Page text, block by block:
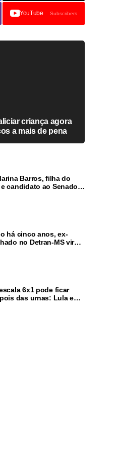
YouTube Subscribers
criança agora
a mais de pena
Barros, filha do
candidato ao Senado
há cinco anos, ex-
no Detran-MS vira
6x1 pode ficar
das urnas: Lula e